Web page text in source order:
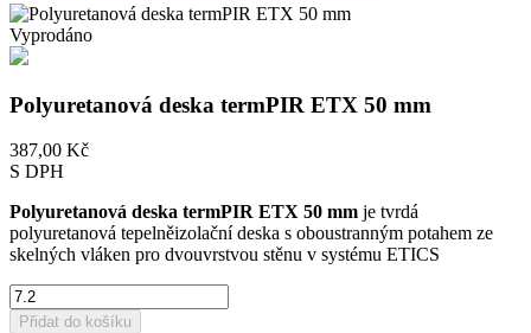
Vyprodáno
Polyuretanová deska termPIR ETX 50 mm
387,00 Kč
S DPH
Polyuretanová deska termPIR ETX 50 mm je tvrdá
polyuretanová tepelněizolační deska s oboustranným potahem ze
skelných vláken pro dvouvrstvou stěnu v systému ETICS
Přidat do košíku